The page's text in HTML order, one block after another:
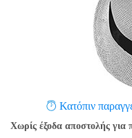
Κατόπιν
Χωρίς έξοδα αποστολής